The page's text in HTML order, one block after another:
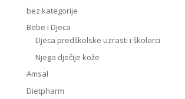
bez kategorije
Bebe i Djeca
Djeca predškolske uzrasti i školarci
Njega dječije kože
Amsal
Dietpharm